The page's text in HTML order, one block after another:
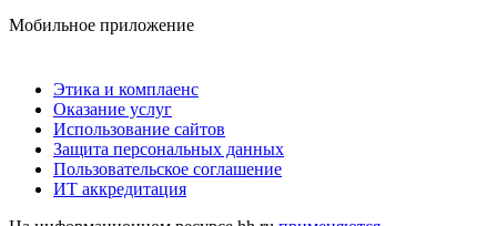
Мобильное приложение
Этика и комплаенс
Оказание услуг
Использование сайтов
Защита персональных данных
Пользовательское соглашение
ИТ аккредитация